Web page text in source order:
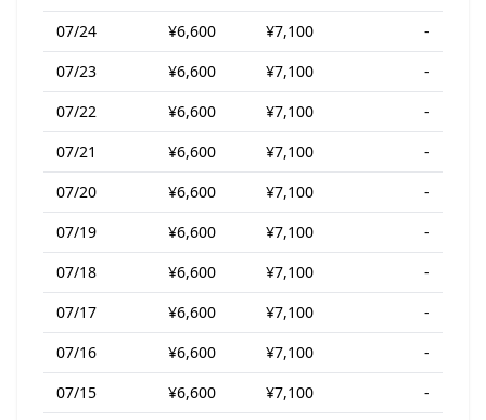
07/24
¥6,600 ¥7,100
-
07/23
¥6,600 ¥7,100
-
07/22
¥6,600 ¥7,100
-
07/21
¥6,600 ¥7,100
-
07/20
¥6,600 ¥7,100
-
07/19
¥6,600 ¥7,100
-
07/18
¥6,600 ¥7,100
-
07/17
¥6,600 ¥7,100
-
07/16
¥6,600 ¥7,100
-
07/15
¥6,600 ¥7,100
-